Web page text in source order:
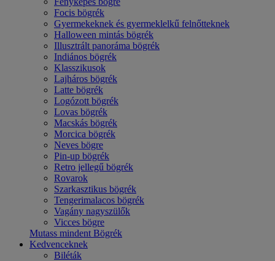
Focis bögrék
Gyermekeknek és gyermeklelkű felnőtteknek
Halloween mintás bögrék
Illusztrált panoráma bögrék
Indiános bögrék
Klasszikusok
Lajháros bögrék
Latte bögrék
Logózott bögrék
Lovas bögrék
Macskás bögrék
Morcica bögrék
Neves bögre
Pin-up bögrék
Retro jellegű bögrék
Rovarok
Szarkasztikus bögrék
Tengerimalacos bögrék
Vagány nagyszülők
Vicces bögre
Mutass mindent Bögrék
Kedvenceknek
Biléták